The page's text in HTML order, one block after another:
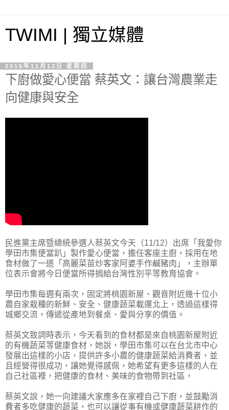
TWIMI | 獨立媒體
2015年11月12日 星期四
下廚做愛心便當 蔡英文：讓台灣農業走
向健康與安全
民進黨主席暨總統參選人蔡英文今天（11/12）出席「我愛你
學田市集便當趴」製作愛心便當，擔任客座主廚，採用在地
食材做了一道「高麗菜苗炒客家阿婆手作鹹豬肉」，主辦單
位表示會將今日便當所得捐給台灣性別平等教育協會。
學田市集每週有兩次，固定將桃園新屋、觀音附近幾十位小
農自家栽種的新鮮、安全、健康蔬菜載運北上，透過這樣得
城鄉交流，傳遞從產地到餐桌、愛與分享的價值。
蔡英文致詞時表示，今天看到的食材都是來自桃園新屋附近
的有機蔬菜等健康食材，她說，學田市集可以在台北市中心
發展出這樣的小店，提供許多小農的健康蔬菜給消費者，並
且經營得很成功，讓她覺得感佩，她希望有更多這樣的人在
自己社區裡，把健康的食材、美味的食物帶到社區，
蔡英文說，她一向建議大家應多在家裡自己下廚，並鼓勵消
費者多吃健康的蔬菜，也可以讓從事有機或健康蔬菜耕作的